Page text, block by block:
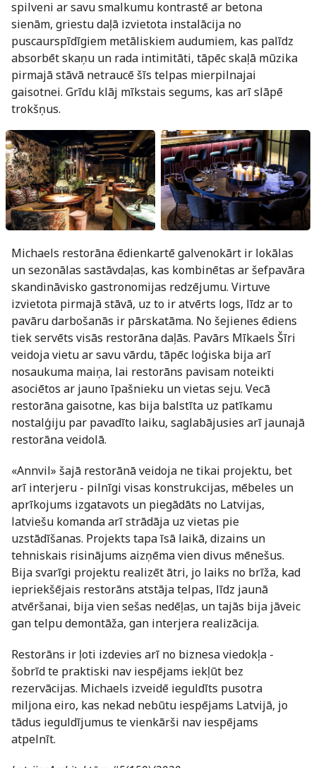
spilveni ar savu smalkumu kontrastē ar betona
sienām, griestu daļā izvietota instalācija no
puscaurspīdīgiem metāliskiem audumiem, kas palīdz
absorbēt skaņu un rada intimitāti, tāpēc skaļā mūzika
pirmajā stāvā netraucē šīs telpas mierpilnajai
gaisotnei. Grīdu klāj mīkstais segums, kas arī slāpē
trokšņus.
Michaels restorāna ēdienkartē galvenokārt ir lokālas
un sezonālas sastāvdaļas, kas kombinētas ar šefpavāra
skandināvisko gastronomijas redzējumu. Virtuve
izvietota pirmajā stāvā, uz to ir atvērts logs, līdz ar to
pavāru darbošanās ir pārskatāma. No šejienes ēdiens
tiek servēts visās restorāna daļās. Pavārs Mīkaels Šīri
veidoja vietu ar savu vārdu, tāpēc loģiska bija arī
nosaukuma maiņa, lai restorāns pavisam noteikti
asociētos ar jauno īpašnieku un vietas seju. Vecā
restorāna gaisotne, kas bija balstīta uz patīkamu
nostalģiju par pavadīto laiku, saglabājusies arī jaunajā
restorāna veidolā.
«Annvil» šajā restorānā veidoja ne tikai projektu, bet
arī interjeru - pilnīgi visas konstrukcijas, mēbeles un
aprīkojums izgatavots un piegādāts no Latvijas,
latviešu komanda arī strādāja uz vietas pie
uzstādīšanas. Projekts tapa īsā laikā, dizains un
tehniskais risinājums aizņēma vien divus mēnešus.
Bija svarīgi projektu realizēt ātri, jo laiks no brīža, kad
iepriekšējais restorāns atstāja telpas, līdz jaunā
atvēršanai, bija vien sešas nedēļas, un tajās bija jāveic
gan telpu demontāža, gan interjera realizācija.
Restorāns ir ļoti izdevies arī no biznesa viedokļa -
šobrīd te praktiski nav iespējams iekļūt bez
rezervācijas. Michaels izveidē ieguldīts pusotra
miljona eiro, kas nekad nebūtu iespējams Latvijā, jo
tādus ieguldījumus te vienkārši nav iespējams
atpelnīt.